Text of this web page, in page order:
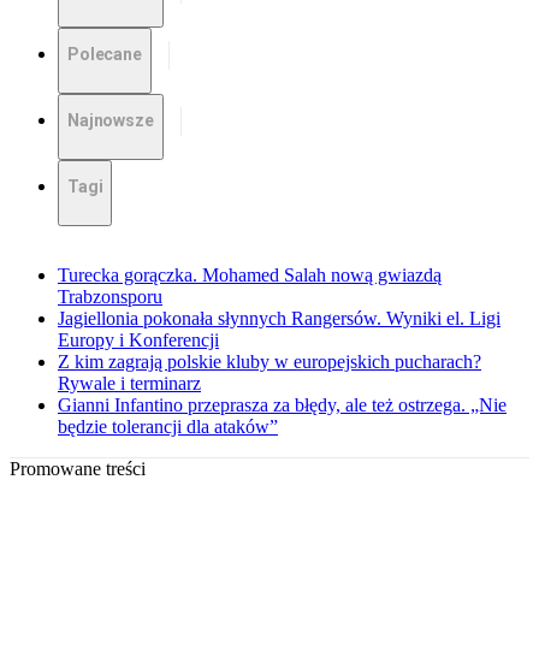
Polecane
Najnowsze
Tagi
Turecka gorączka. Mohamed Salah nową gwiazdą
Trabzonsporu
Jagiellonia pokonała słynnych Rangersów. Wyniki el. Ligi
Europy i Konferencji
Z kim zagrają polskie kluby w europejskich pucharach?
Rywale i terminarz
Gianni Infantino przeprasza za błędy, ale też ostrzega. „Nie
będzie tolerancji dla ataków”
Promowane treści